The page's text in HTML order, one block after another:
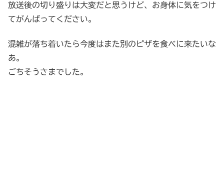
放送後の切り盛りは大変だと思うけど、お身体に気をつけ
てがんばってください。
混雑が落ち着いたら今度はまた別のピザを食べに来たいな
あ。
ごちそうさまでした。